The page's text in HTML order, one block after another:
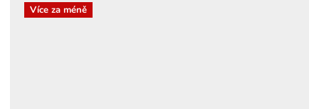
Více za méně